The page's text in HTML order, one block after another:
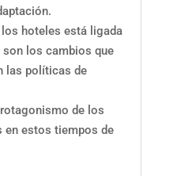
hoteles está ligada
los cambios que
las políticas de
de los
en estos tiempos de